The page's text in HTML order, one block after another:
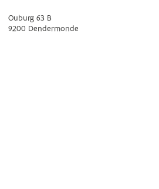
Ouburg 63 B
9200 Dendermonde